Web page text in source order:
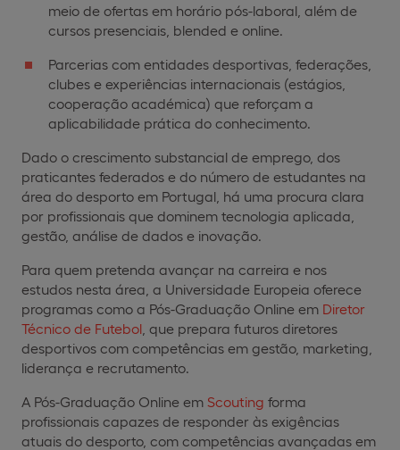
meio de ofertas em horário pós-laboral, além de
cursos presenciais, blended e online.
Parcerias com entidades desportivas, federações,
clubes e experiências internacionais (estágios,
cooperação académica) que reforçam a
aplicabilidade prática do conhecimento.
Dado o crescimento substancial de emprego, dos
praticantes federados e do número de estudantes na
área do desporto em Portugal, há uma procura clara
por profissionais que dominem tecnologia aplicada,
gestão, análise de dados e inovação.
Para quem pretenda avançar na carreira e nos
estudos nesta área, a Universidade Europeia oferece
programas como a Pós-Graduação Online em Diretor
Técnico de Futebol , que prepara futuros diretores
desportivos com competências em gestão, marketing,
liderança e recrutamento.
A Pós-Graduação Online em Scouting forma
profissionais capazes de responder às exigências
atuais do desporto, com competências avançadas em